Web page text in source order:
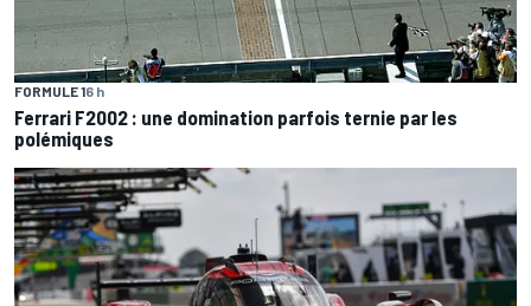
FORMULE 16 h
Ferrari F2002 : une domination parfois ternie par les
polémiques